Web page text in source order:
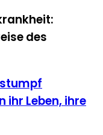
des
ihr Leben, ihre